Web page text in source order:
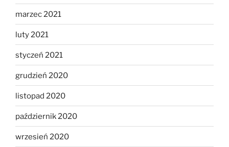
marzec 2021
luty 2021
styczeń 2021
grudzień 2020
listopad 2020
październik 2020
wrzesień 2020